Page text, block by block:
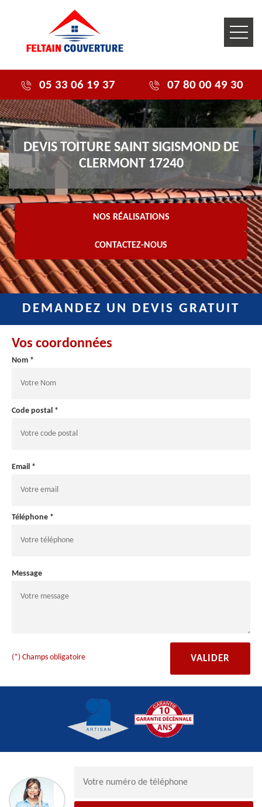
05 33 06 19 37 07 80 00 49 30
DEVIS TOITURE SAINT SIGISMOND DE
CLERMONT 17240
NOS RÉALISATIONS
CONTACTEZ-NOUS
DEMANDEZ UN DEVIS GRATUIT
Vos coordonnées
Nom *
Code postal *
Email *
Téléphone *
Message
(*) Champs obligatoire